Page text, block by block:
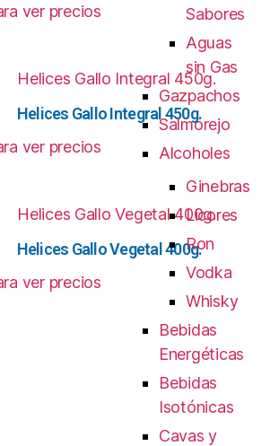
ver precios
Helices Gallo Integral 450g.
ver precios
Helices Gallo Vegetal 400g.
ver precios
Sabores
Aguas
sin Gas
Gazpachos
Salmorejo
Alcoholes
Ginebras
Licores
Ron
Vodka
Whisky
Bebidas
Energéticas
Bebidas
Isotónicas
Cavas y